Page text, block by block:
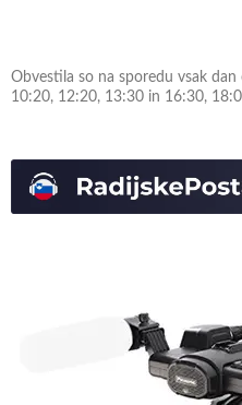
Obvestila so na sporedu vsak
10:20, 12:20, 13:30 in 16:30,